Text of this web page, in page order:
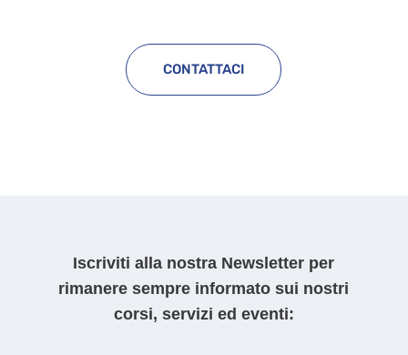
CONTATTACI
Iscriviti alla nostra Newsletter per
rimanere sempre informato sui nostri
corsi, servizi ed eventi: